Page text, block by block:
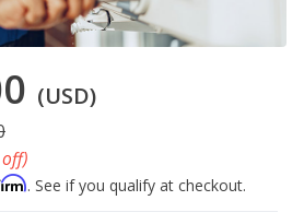
(USD)
. See if you qualify at checkout.